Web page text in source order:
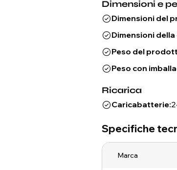
Dimensioni e
Dimensioni del
Dimensioni
Peso del
Peso con
Ricarica
Caricabatterie:
Specifiche
Marca